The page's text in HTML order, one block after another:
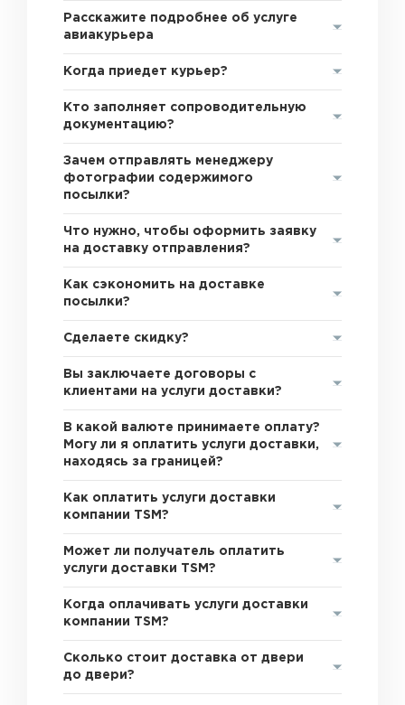
Расскажите подробнее об услуге
авиакурьера
Когда приедет курьер?
Кто заполняет сопроводительную
документацию?
Зачем отправлять менеджеру
фотографии содержимого
посылки?
Что нужно, чтобы оформить заявку
на доставку отправления?
Как сэкономить на доставке
посылки?
Сделаете скидку?
Вы заключаете договоры с
клиентами на услуги доставки?
В какой валюте принимаете оплату?
Могу ли я оплатить услуги доставки,
находясь за границей?
Как оплатить услуги доставки
компании TSM?
Может ли получатель оплатить
услуги доставки TSM?
Когда оплачивать услуги доставки
компании TSM?
Сколько стоит доставка от двери
до двери?